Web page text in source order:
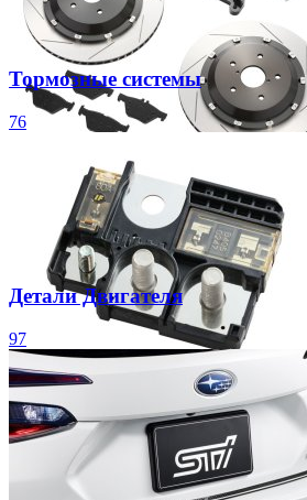
Тормозные системы
76
Детали Двигателя
97